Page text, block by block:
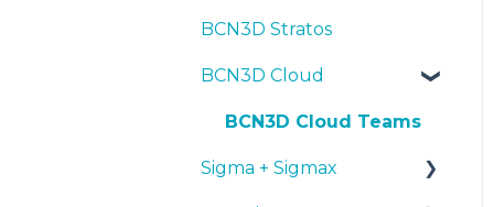
Consejos
Resolución de
Mantenimiento
Consejos
Troubleshooting
Primeros pasos
Mantenimiento
Resolución de
Consejos
PLA
Tough PLA
TPU
BCN3D Stratos
BCN3D Cloud
BCN3D Cloud Teams
Sigma + Sigmax